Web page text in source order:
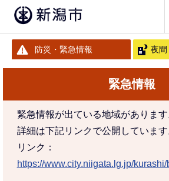
防災・緊急情報 夜間
緊急情報
緊急情報が出ている地域があります
詳細は下記リンクで公開しています
リンク：
https://www.city.niigata.lg.jp/